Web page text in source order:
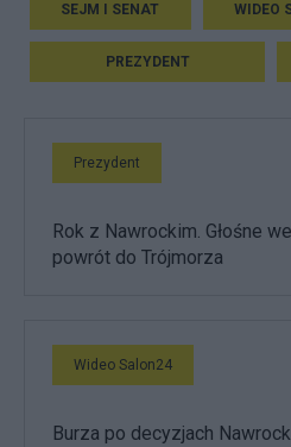
SEJM I SENAT WIDEO
PREZYDENT
Prezydent
Rok z Nawrockim. Głośne
powrót do Trójmorza
Wideo Salon24
Burza po decyzjach